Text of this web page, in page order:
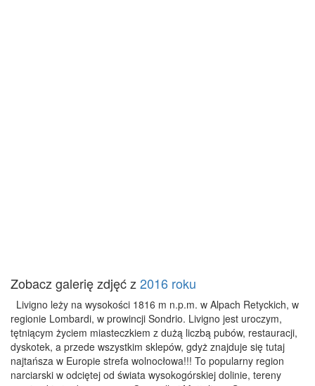
Zobacz galerię zdjęć z 2016 roku
Livigno leży na wysokości 1816 m n.p.m. w Alpach Retyckich, w
regionie Lombardi, w prowincji Sondrio. Livigno jest uroczym,
tętniącym życiem miasteczkiem z dużą liczbą pubów, restauracji,
dyskotek, a przede wszystkim sklepów, gdyż znajduje się tutaj
najtańsza w Europie strefa wolnocłowa!!! To popularny region
narciarski w odciętej od świata wysokogórskiej dolinie, tereny